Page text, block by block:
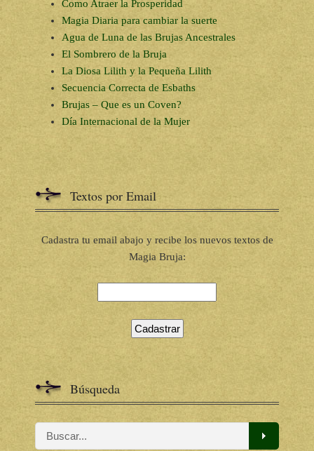
Como Atraer la Prosperidad
Magia Diaria para cambiar la suerte
Agua de Luna de las Brujas Ancestrales
El Sombrero de la Bruja
La Diosa Lilith y la Pequeña Lilith
Secuencia Correcta de Esbaths
Brujas – Que es un Coven?
Día Internacional de la Mujer
Textos por Email
Cadastra tu email abajo y recibe los nuevos textos de
Magia Bruja:
Búsqueda